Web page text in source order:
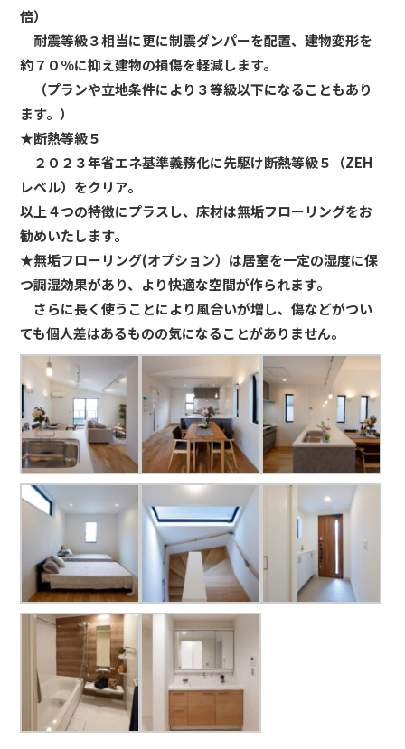
倍）
耐震等級３相当に更に制震ダンパーを配置、建物変形を
約７０％に抑え建物の損傷を軽減します。
（プランや立地条件により３等級以下になることもあり
ます。）
★断熱等級５
２０２３年省エネ基準義務化に先駆け断熱等級５（ZEH
レベル） をクリア。
以上４つの特徴にプラスし、床材は無垢フローリングをお
勧めいたします。
★無垢フローリング(オプション）は居室を一定の湿度に保
つ調湿効果があり、より快適な空間が作られます。
さらに長く使うことにより風合いが増し、傷などがつい
ても個人差はあるものの気になることがありません。